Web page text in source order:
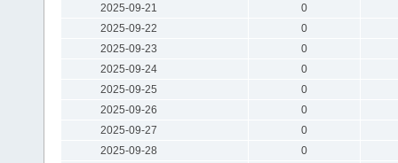
2025-09-21
0
2025-09-22
0
2025-09-23
0
2025-09-24
0
2025-09-25
0
2025-09-26
0
2025-09-27
0
2025-09-28
0